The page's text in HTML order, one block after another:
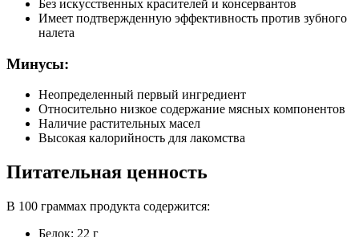
Без искусственных красителей и консервантов
Имеет подтвержденную эффективность против зубного
налета
Минусы:
Неопределенный первый ингредиент
Относительно низкое содержание мясных компонентов
Наличие растительных масел
Высокая калорийность для лакомства
Питательная ценность
В 100 граммах продукта содержится:
Белок: 22 г